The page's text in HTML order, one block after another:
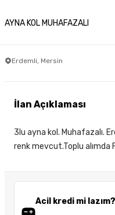
AYNA KOL MUHAFAZALI
Erdemli, Mersin
Acil kredi mi lazım?
İlan Açıklaması
3lu ayna kol. Muhafazalı.
renk mevcut.Toplu alımda